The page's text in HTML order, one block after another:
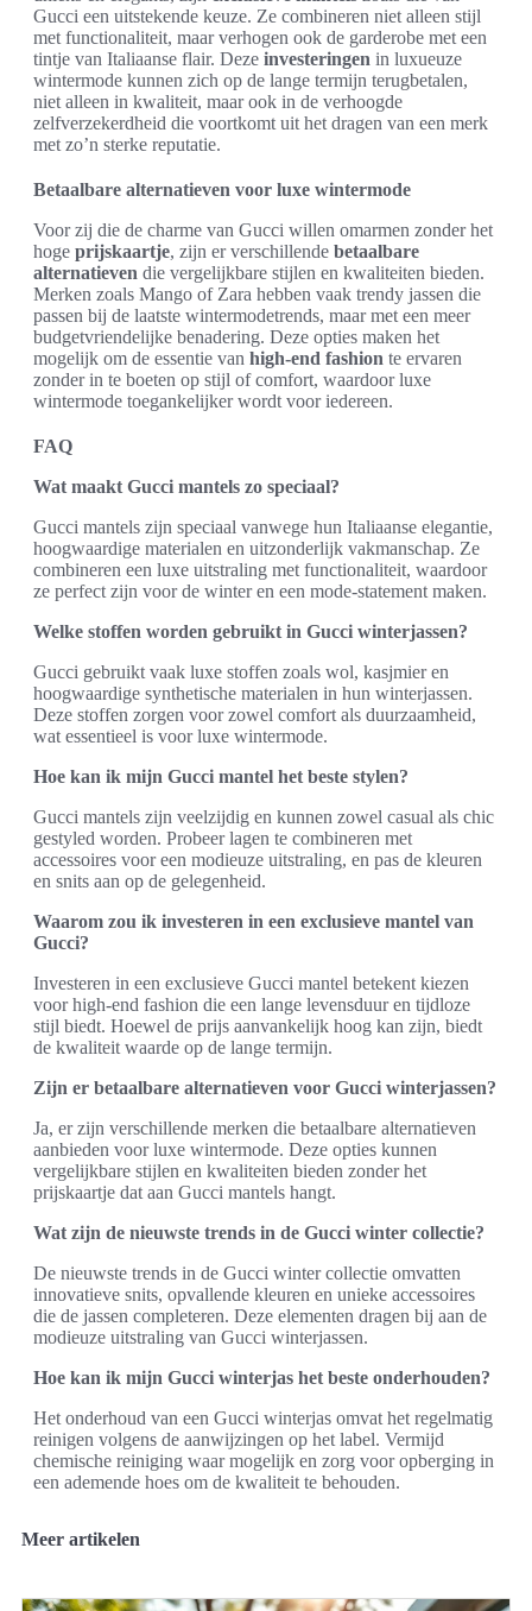
Gucci een uitstekende keuze. Ze combineren niet alleen stijl
met functionaliteit, maar verhogen ook de garderobe met een
tintje van Italiaanse flair. Deze investeringen in luxueuze
wintermode kunnen zich op de lange termijn terugbetalen,
niet alleen in kwaliteit, maar ook in de verhoogde
zelfverzekerdheid die voortkomt uit het dragen van een merk
met zo’n sterke reputatie.
Betaalbare alternatieven voor luxe wintermode
Voor zij die de charme van Gucci willen omarmen zonder het
hoge prijskaartje, zijn er verschillende betaalbare
alternatieven die vergelijkbare stijlen en kwaliteiten bieden.
Merken zoals Mango of Zara hebben vaak trendy jassen die
passen bij de laatste wintermodetrends, maar met een meer
budgetvriendelijke benadering. Deze opties maken het
mogelijk om de essentie van high-end fashion te ervaren
zonder in te boeten op stijl of comfort, waardoor luxe
wintermode toegankelijker wordt voor iedereen.
FAQ
Wat maakt Gucci mantels zo speciaal?
Gucci mantels zijn speciaal vanwege hun Italiaanse elegantie,
hoogwaardige materialen en uitzonderlijk vakmanschap. Ze
combineren een luxe uitstraling met functionaliteit, waardoor
ze perfect zijn voor de winter en een mode-statement maken.
Welke stoffen worden gebruikt in Gucci winterjassen?
Gucci gebruikt vaak luxe stoffen zoals wol, kasjmier en
hoogwaardige synthetische materialen in hun winterjassen.
Deze stoffen zorgen voor zowel comfort als duurzaamheid,
wat essentieel is voor luxe wintermode.
Hoe kan ik mijn Gucci mantel het beste stylen?
Gucci mantels zijn veelzijdig en kunnen zowel casual als chic
gestyled worden. Probeer lagen te combineren met
accessoires voor een modieuze uitstraling, en pas de kleuren
en snits aan op de gelegenheid.
Waarom zou ik investeren in een exclusieve mantel van
Gucci?
Investeren in een exclusieve Gucci mantel betekent kiezen
voor high-end fashion die een lange levensduur en tijdloze
stijl biedt. Hoewel de prijs aanvankelijk hoog kan zijn, biedt
de kwaliteit waarde op de lange termijn.
Zijn er betaalbare alternatieven voor Gucci winterjassen?
Ja, er zijn verschillende merken die betaalbare alternatieven
aanbieden voor luxe wintermode. Deze opties kunnen
vergelijkbare stijlen en kwaliteiten bieden zonder het
prijskaartje dat aan Gucci mantels hangt.
Wat zijn de nieuwste trends in de Gucci winter collectie?
De nieuwste trends in de Gucci winter collectie omvatten
innovatieve snits, opvallende kleuren en unieke accessoires
die de jassen completeren. Deze elementen dragen bij aan de
modieuze uitstraling van Gucci winterjassen.
Hoe kan ik mijn Gucci winterjas het beste onderhouden?
Het onderhoud van een Gucci winterjas omvat het regelmatig
reinigen volgens de aanwijzingen op het label. Vermijd
chemische reiniging waar mogelijk en zorg voor opberging in
een ademende hoes om de kwaliteit te behouden.
Meer artikelen